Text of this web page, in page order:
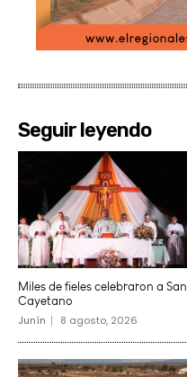
Seguir leyendo
Miles de fieles celebraron a San
Cayetano
Junín 8 agosto, 2026